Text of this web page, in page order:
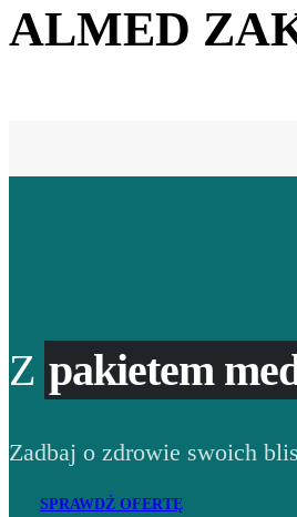
ALMED
Z pakietem
Zadbaj o zdrowie swoich
SPRAWDŹ OFERTĘ